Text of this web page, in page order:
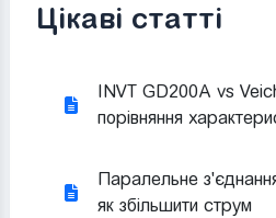
Цікаві статті
INVT GD200A vs
порівняння
Паралельне
як збільшити струм